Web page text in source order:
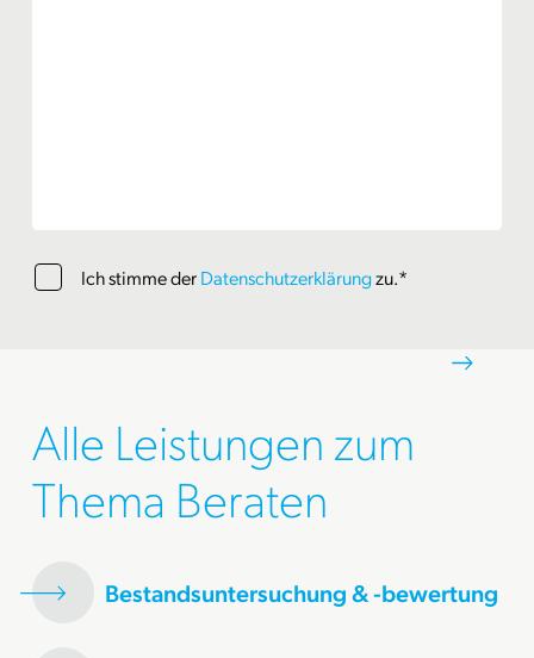
Ich stimme derDatenschutzerklärungzu.*
Alle Leistungen zum
Thema Beraten
Bestandsuntersuchung & -bewertung